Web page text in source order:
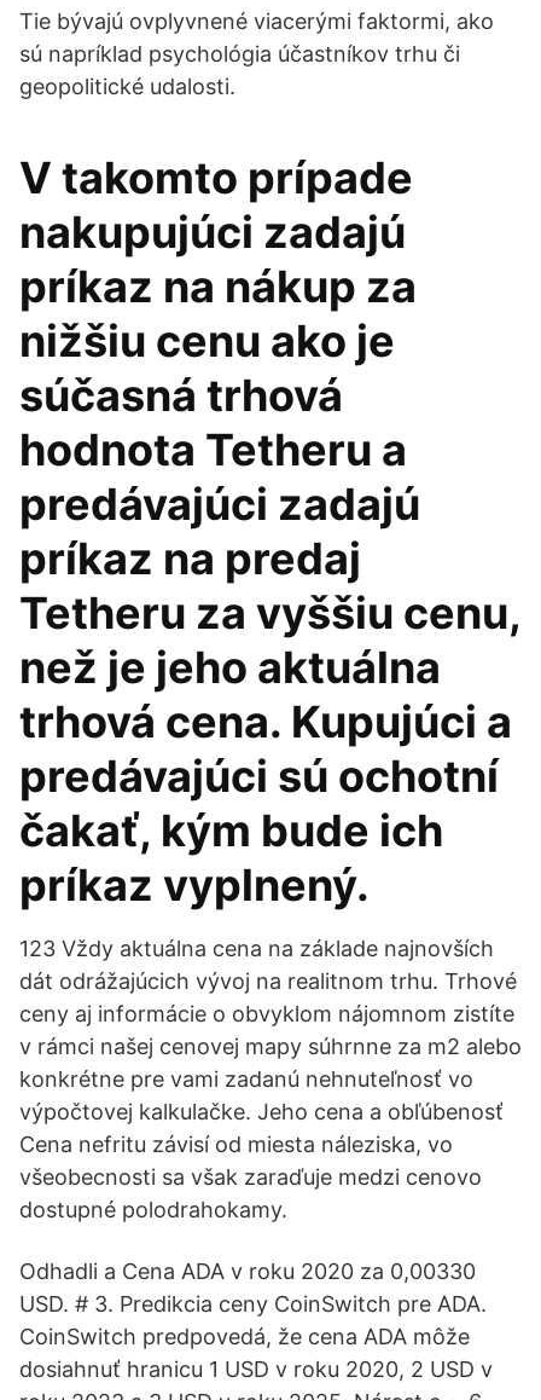
Tie bývajú ovplyvnené viacerými faktormi, ako
sú napríklad psychológia účastníkov trhu či
geopolitické udalosti.
V takomto prípade
nakupujúci zadajú
príkaz na nákup za
nižšiu cenu ako je
súčasná trhová
hodnota Tetheru a
predávajúci zadajú
príkaz na predaj
Tetheru za vyššiu cenu,
než je jeho aktuálna
trhová cena. Kupujúci a
predávajúci sú ochotní
čakať, kým bude ich
príkaz vyplnený.
123 Vždy aktuálna cena na základe najnovších
dát odrážajúcich vývoj na realitnom trhu. Trhové
ceny aj informácie o obvyklom nájomnom zistíte
v rámci našej cenovej mapy súhrnne za m2 alebo
konkrétne pre vami zadanú nehnuteľnosť vo
výpočtovej kalkulačke. Jeho cena a obľúbenosť
Cena nefritu závisí od miesta náleziska, vo
všeobecnosti sa však zaraďuje medzi cenovo
dostupné polodrahokamy.
Odhadli a Cena ADA v roku 2020 za 0,00330
USD. # 3. Predikcia ceny CoinSwitch pre ADA.
CoinSwitch predpovedá, že cena ADA môže
dosiahnuť hranicu 1 USD v roku 2020, 2 USD v